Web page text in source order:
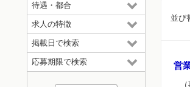
待遇・都合
求人の特徴
掲載日で検索
応募期限で検索
並び
営